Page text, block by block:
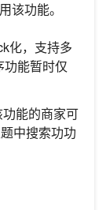
该功能。
化，支持多
能暂时仅
能的商家可
中搜索功功